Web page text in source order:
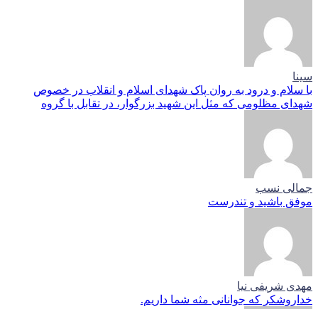
سینا
با سلام و درود به روان پاک شهدای اسلام و انقلاب در خصوص
شهدای مظلومی که مثل این شهید بزرگوار، در تقابل با گروه
جمالی نسب
موفق باشید و تندرست
مهدی شریفی نیا
خداروشکر که جوانانی مثه شما داریم.